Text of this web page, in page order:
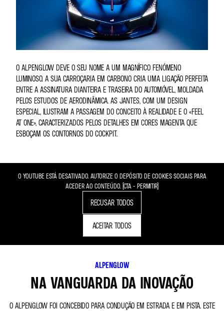
O ALPENGLOW DEVE O SEU NOME A UM MAGNÍFICO FENÓMENO
LUMINOSO. A SUA CARROÇARIA EM CARBONO CRIA UMA LIGAÇÃO PERFEITA
ENTRE A ASSINATURA DIANTEIRA E TRASEIRA DO AUTOMÓVEL, MOLDADA
PELOS ESTUDOS DE AERODINÂMICA. AS JANTES, COM UM DESIGN
ESPECIAL, ILUSTRAM A PASSAGEM DO CONCEITO À REALIDADE E O «FEEL
AT ONE», CARACTERIZADOS PELOS DETALHES EM CORES MAGENTA QUE
ESBOÇAM OS CONTORNOS DO COCKPIT.
O YOUTUBE ESTÁ DESATIVADO. AUTORIZE O DEPÓSITO DE COOKIES SOCIAIS PARA
ACEDER AO CONTEÚDO. (CTA - PERMITIR)
RECUSAR TODOS
ACEITAR TODOS
ALPENGLOW
NA VANGUARDA DA INOVAÇÃO
O ALPENGLOW FOI CONCEBIDO PARA CONDUÇÃO EM ESTRADA E EM PISTA. ESTE